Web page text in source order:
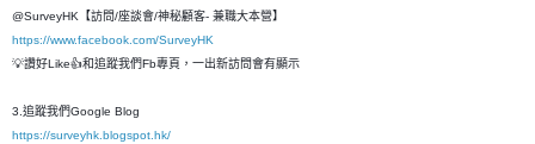
@SurveyHK【訪問/座談會/神秘顧客- 兼職大本營】
https://www.facebook.com/SurveyHK
💡讚好Like👍和追蹤我們Fb專頁，一出新訪問會有顯示
3.追蹤我們Google Blog
https://surveyhk.blogspot.hk/